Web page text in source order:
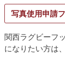
写真使用申請
関西ラグビーフ
になりたい方は